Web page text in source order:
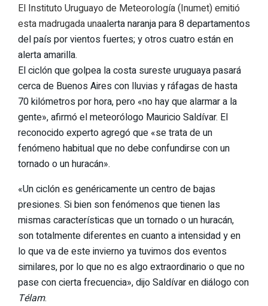
El Instituto Uruguayo de Meteorología (Inumet) emitió
esta madrugada unaalerta naranja para 8 departamentos
del país por vientos fuertes; y otros cuatro están en
alerta amarilla.
El ciclón que golpea la costa sureste uruguaya pasará
cerca de Buenos Aires con lluvias y ráfagas de hasta
70 kilómetros por hora, pero «no hay que alarmar a la
gente», afirmó el meteorólogo Mauricio Saldívar. El
reconocido experto agregó que «se trata de un
fenómeno habitual que no debe confundirse con un
tornado o un huracán».
«Un ciclón es genéricamente un centro de bajas
presiones. Si bien son fenómenos que tienen las
mismas características que un tornado o un huracán,
son totalmente diferentes en cuanto a intensidad y en
lo que va de este invierno ya tuvimos dos eventos
similares, por lo que no es algo extraordinario o que no
pase con cierta frecuencia», dijo Saldívar en diálogo con
Télam.